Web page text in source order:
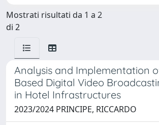
Mostrati risultati da 1 a 2
di 2
Analysis and Implementation
Based Digital Video
in Hotel Infrastructures
2023/2024 PRINCIPE, RICCARDO